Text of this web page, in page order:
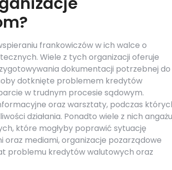
frankowiczów w ich walce o
Wiele z tych organizacji oferuje
dokumentacji potrzebnej do
dotknięte problemem kredytów
w trudnym procesie sądowym.
oraz warsztaty, podczas
działania. Ponadto wiele z nich
które mogłyby poprawić sytuację
oraz mediami, organizacje pozarządowe
problemu kredytów walutowych oraz